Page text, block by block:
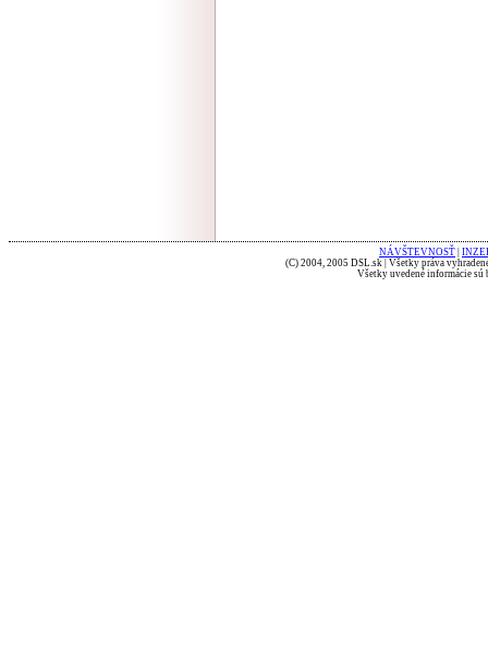
NÁVŠTEVNOSŤ
(C) 2004, 2005 DSL.sk | Všetky práva
Všetky uvedené informácie sú